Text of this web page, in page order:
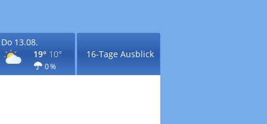
Do 13.08.
19° 10°
0 %
16-Tage Ausblick